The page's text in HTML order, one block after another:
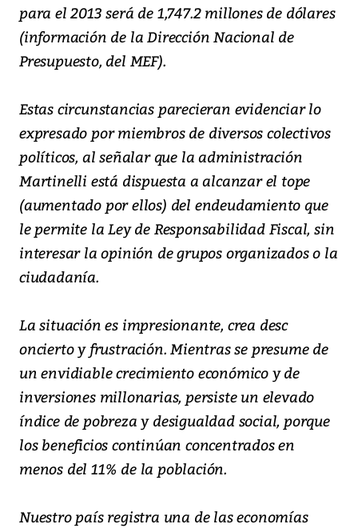
para el 2013 será de 1,747.2 millones de dólares
(información de la Dirección Nacional de
Presupuesto, del MEF).
Estas circunstancias parecieran evidenciar lo
expresado por miembros de diversos colectivos
políticos, al señalar que la administración
Martinelli está dispuesta a alcanzar el tope
(aumentado por ellos) del endeudamiento que
le permite la Ley de Responsabilidad Fiscal, sin
interesar la opinión de grupos organizados o la
ciudadanía.
La situación es impresionante, crea desc
oncierto y frustración. Mientras se presume de
un envidiable crecimiento económico y de
inversiones millonarias, persiste un elevado
índice de pobreza y desigualdad social, porque
los beneficios continúan concentrados en
menos del 11% de la población.
Nuestro país registra una de las economías